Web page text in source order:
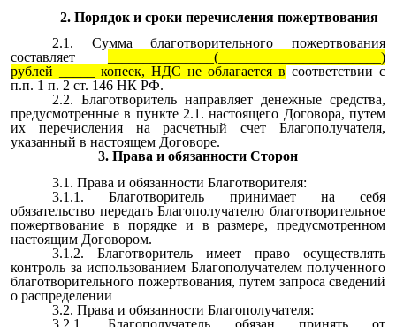
2. Порядок и сроки перечисления пожертвования
2.1. Сумма благотворительного пожертвования
составляет
_______________(_______________________)
рублей _____ копеек, НДС не облагается в соответствии с
п.п. 1 п. 2 ст. 146 НК РФ.
2.2. Благотворитель направляет денежные средства,
предусмотренные в пункте 2.1. настоящего Договора, путем
их перечисления на расчетный счет Благополучателя,
указанный в настоящем Договоре.
3. Права и обязанности Сторон
3.1. Права и обязанности Благотворителя:
3.1.1. Благотворитель принимает на себя
обязательство передать Благополучателю благотворительное
пожертвование в порядке и в размере, предусмотренном
настоящим Договором.
3.1.2. Благотворитель имеет право осуществлять
контроль за использованием Благополучателем полученного
благотворительного пожертвования, путем запроса сведений
о распределении
3.2. Права и обязанности Благополучателя:
3.2.1. Благополучатель обязан принять от